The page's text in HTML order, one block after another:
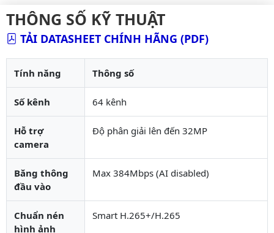
THÔNG SỐ KỸ THUẬT
TẢI DATASHEET CHÍNH HÃNG (PDF)
Tính năng Thông số
Số kênh 64 kênh
Hỗ trợ
camera
Độ phân giải lên đến 32MP
Băng thông
đầu vào
Max 384Mbps (AI disabled)
Chuẩn nén
hình ảnh
Smart H.265+/H.265